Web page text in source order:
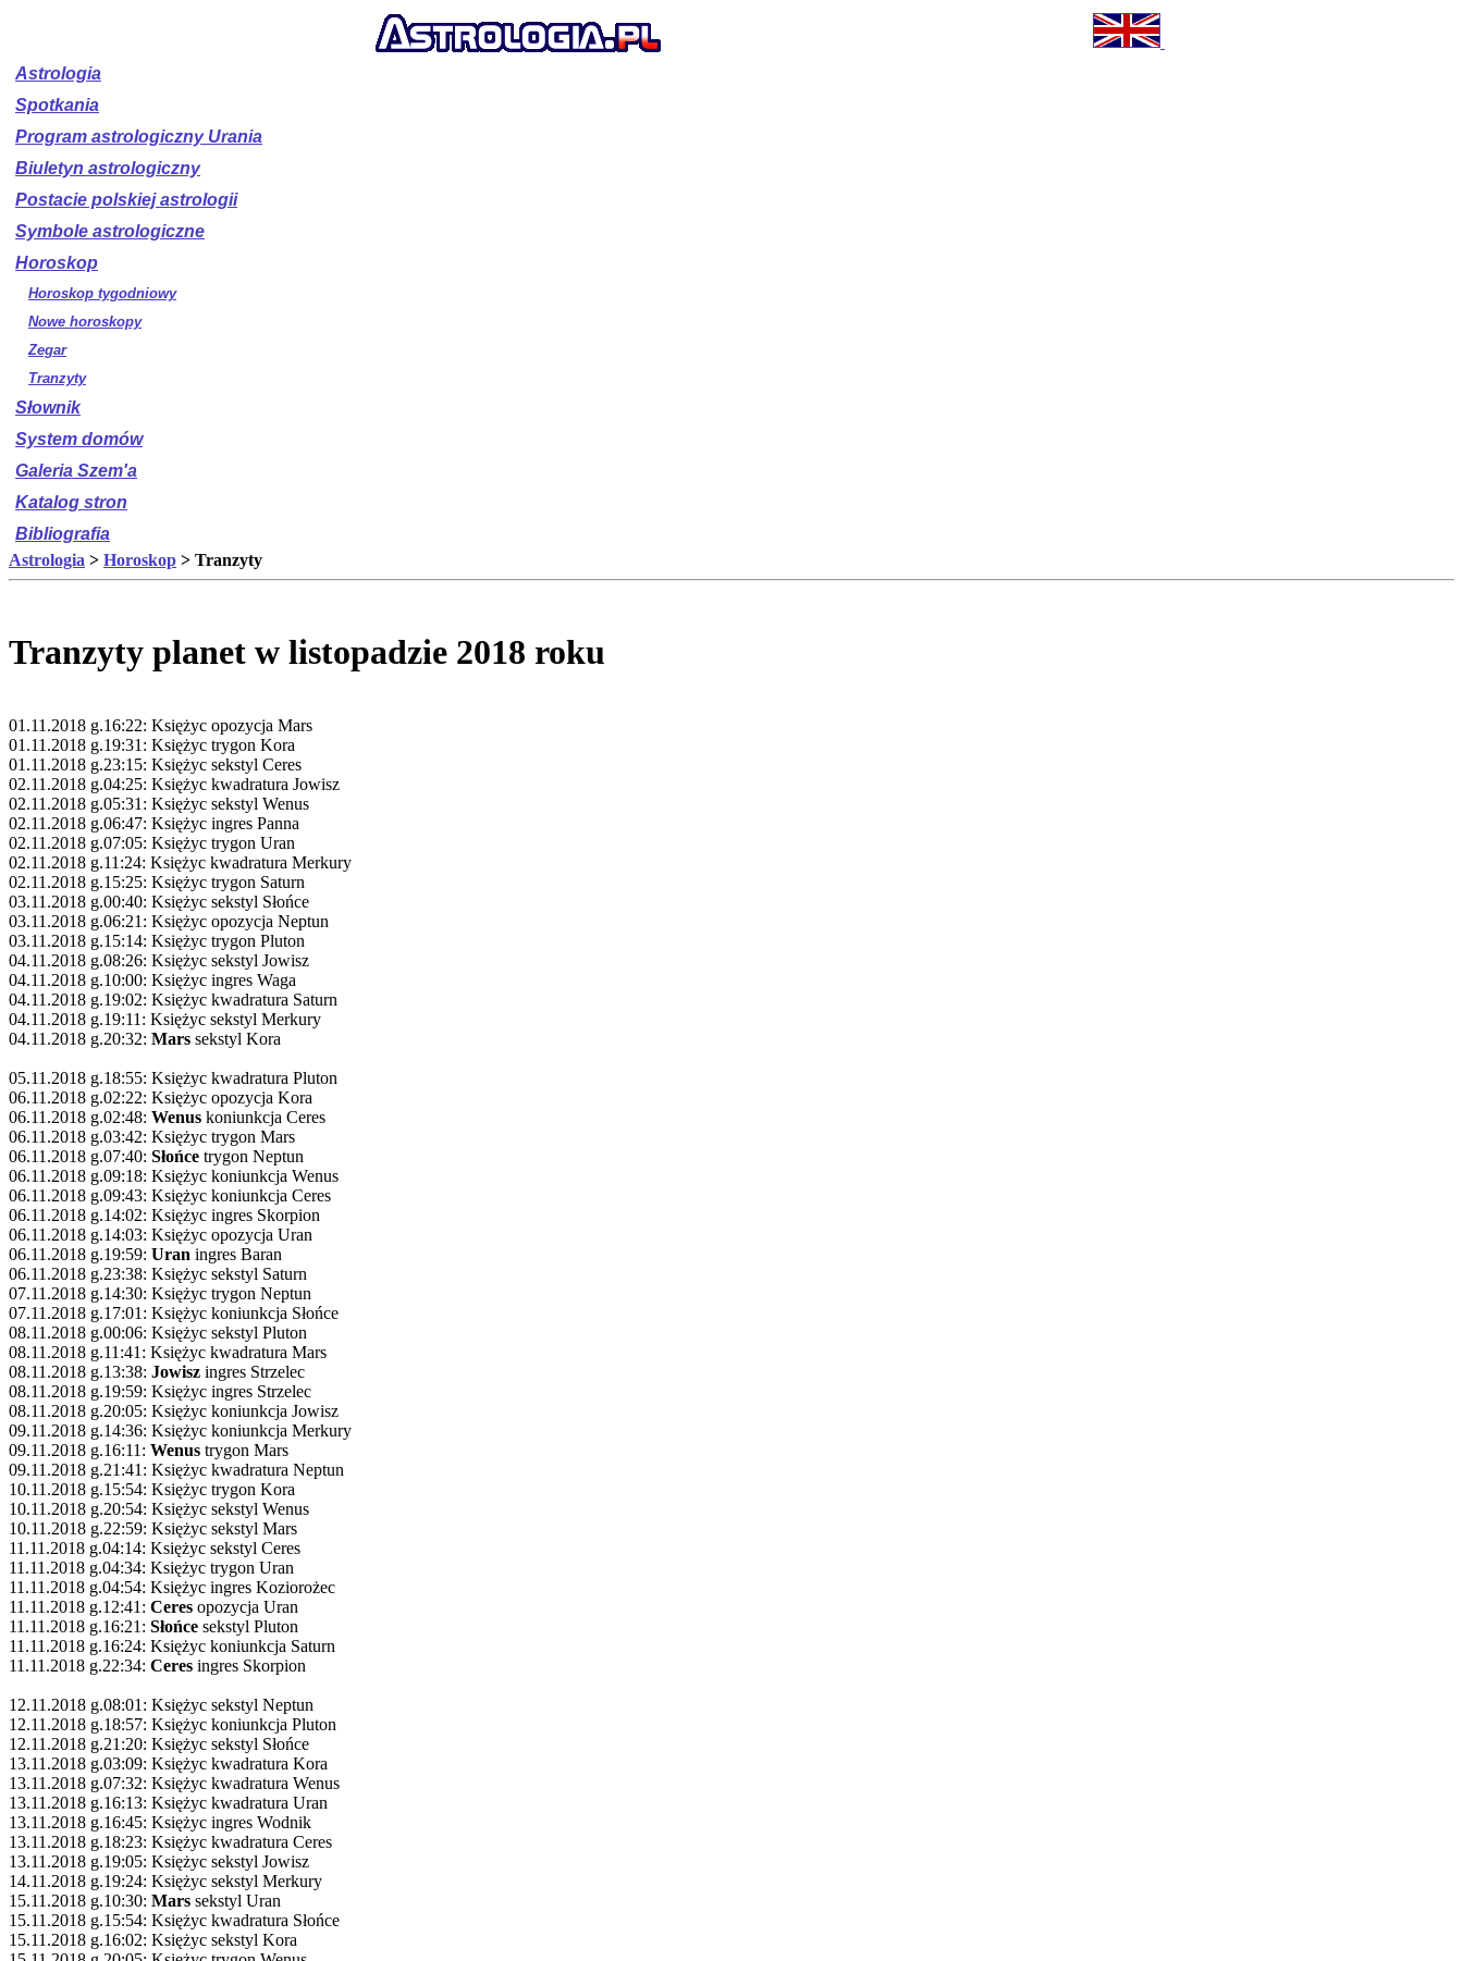
Astrologia
Spotkania
Program astrologiczny Urania
Biuletyn astrologiczny
Postacie polskiej astrologii
Symbole astrologiczne
Horoskop
Horoskop tygodniowy
Nowe horoskopy
Zegar
Tranzyty
Słownik
System domów
Galeria Szem'a
Katalog stron
Bibliografia
Astrologia > Horoskop > Tranzyty
Tranzyty planet w listopadzie 2018 roku
01.11.2018 g.16:22: Księżyc opozycja Mars
01.11.2018 g.19:31: Księżyc trygon Kora
01.11.2018 g.23:15: Księżyc sekstyl Ceres
02.11.2018 g.04:25: Księżyc kwadratura Jowisz
02.11.2018 g.05:31: Księżyc sekstyl Wenus
02.11.2018 g.06:47: Księżyc ingres Panna
02.11.2018 g.07:05: Księżyc trygon Uran
02.11.2018 g.11:24: Księżyc kwadratura Merkury
02.11.2018 g.15:25: Księżyc trygon Saturn
03.11.2018 g.00:40: Księżyc sekstyl Słońce
03.11.2018 g.06:21: Księżyc opozycja Neptun
03.11.2018 g.15:14: Księżyc trygon Pluton
04.11.2018 g.08:26: Księżyc sekstyl Jowisz
04.11.2018 g.10:00: Księżyc ingres Waga
04.11.2018 g.19:02: Księżyc kwadratura Saturn
04.11.2018 g.19:11: Księżyc sekstyl Merkury
04.11.2018 g.20:32: Mars sekstyl Kora
05.11.2018 g.18:55: Księżyc kwadratura Pluton
06.11.2018 g.02:22: Księżyc opozycja Kora
06.11.2018 g.02:48: Wenus koniunkcja Ceres
06.11.2018 g.03:42: Księżyc trygon Mars
06.11.2018 g.07:40: Słońce trygon Neptun
06.11.2018 g.09:18: Księżyc koniunkcja Wenus
06.11.2018 g.09:43: Księżyc koniunkcja Ceres
06.11.2018 g.14:02: Księżyc ingres Skorpion
06.11.2018 g.14:03: Księżyc opozycja Uran
06.11.2018 g.19:59: Uran ingres Baran
06.11.2018 g.23:38: Księżyc sekstyl Saturn
07.11.2018 g.14:30: Księżyc trygon Neptun
07.11.2018 g.17:01: Księżyc koniunkcja Słońce
08.11.2018 g.00:06: Księżyc sekstyl Pluton
08.11.2018 g.11:41: Księżyc kwadratura Mars
08.11.2018 g.13:38: Jowisz ingres Strzelec
08.11.2018 g.19:59: Księżyc ingres Strzelec
08.11.2018 g.20:05: Księżyc koniunkcja Jowisz
09.11.2018 g.14:36: Księżyc koniunkcja Merkury
09.11.2018 g.16:11: Wenus trygon Mars
09.11.2018 g.21:41: Księżyc kwadratura Neptun
10.11.2018 g.15:54: Księżyc trygon Kora
10.11.2018 g.20:54: Księżyc sekstyl Wenus
10.11.2018 g.22:59: Księżyc sekstyl Mars
11.11.2018 g.04:14: Księżyc sekstyl Ceres
11.11.2018 g.04:34: Księżyc trygon Uran
11.11.2018 g.04:54: Księżyc ingres Koziorożec
11.11.2018 g.12:41: Ceres opozycja Uran
11.11.2018 g.16:21: Słońce sekstyl Pluton
11.11.2018 g.16:24: Księżyc koniunkcja Saturn
11.11.2018 g.22:34: Ceres ingres Skorpion
12.11.2018 g.08:01: Księżyc sekstyl Neptun
12.11.2018 g.18:57: Księżyc koniunkcja Pluton
12.11.2018 g.21:20: Księżyc sekstyl Słońce
13.11.2018 g.03:09: Księżyc kwadratura Kora
13.11.2018 g.07:32: Księżyc kwadratura Wenus
13.11.2018 g.16:13: Księżyc kwadratura Uran
13.11.2018 g.16:45: Księżyc ingres Wodnik
13.11.2018 g.18:23: Księżyc kwadratura Ceres
13.11.2018 g.19:05: Księżyc sekstyl Jowisz
14.11.2018 g.19:24: Księżyc sekstyl Merkury
15.11.2018 g.10:30: Mars sekstyl Uran
15.11.2018 g.15:54: Księżyc kwadratura Słońce
15.11.2018 g.16:02: Księżyc sekstyl Kora